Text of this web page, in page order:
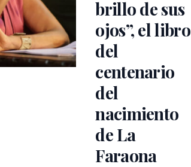
brillo de sus
ojos”, el libro
del
centenario
del
nacimiento
de La
Faraona